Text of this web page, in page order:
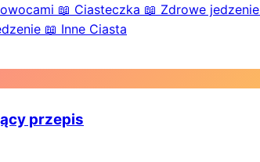
📖 Ciasteczka 📖 Zdrowe jedzenie
📖 Inne Ciasta
przepis